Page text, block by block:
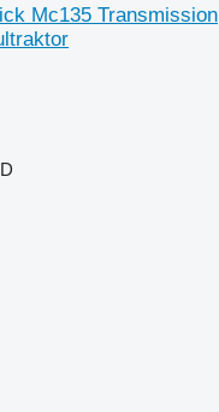
Mc135 Transmission